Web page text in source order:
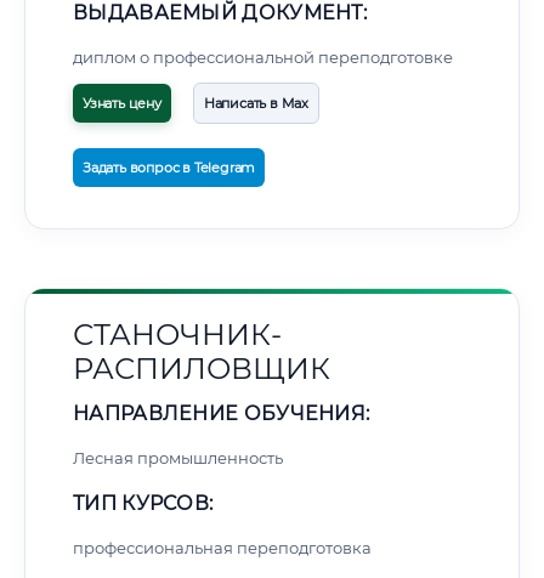
ВЫДАВАЕМЫЙ ДОКУМЕНТ:
диплом о профессиональной переподготовке
Узнать цену Написать в Max
Задать вопрос в Telegram
СТАНОЧНИК-
РАСПИЛОВЩИК
НАПРАВЛЕНИЕ ОБУЧЕНИЯ:
Лесная промышленность
ТИП КУРСОВ:
профессиональная переподготовка